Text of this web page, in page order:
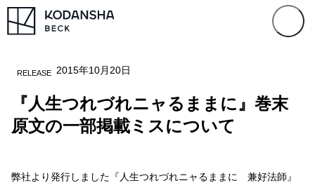
RELEASE 2015年10月20日
『人生つれづれニャるままに』巻末
原文の一部掲載ミスについて
弊社より発行しました『人生つれづれニャるままに 兼好法師』